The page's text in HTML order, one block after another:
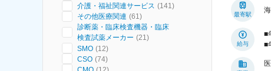
介護・福祉関連サービス (141)
その他医療関連 (61)
診断薬・臨床検査機器・臨床
検査試薬メーカー (21)
SMO (12)
CSO (74)
最寄駅
給与
■
■